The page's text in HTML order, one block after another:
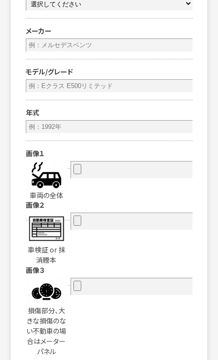
メーカー
モデル/グレード
年式
画像１
車両の全体
画像２
車検証 or 抹
消謄本
画像３
損傷部分、大
きな損傷のな
い不動車の場
合はメーター
パネル